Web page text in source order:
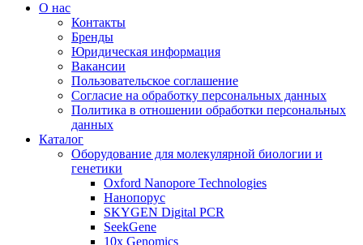
О нас
Контакты
Бренды
Юридическая информация
Вакансии
Пользовательское соглашение
Согласие на обработку персональных данных
Политика в отношении обработки персональных
данных
Каталог
Оборудование для молекулярной биологии и
генетики
Oxford Nanopore Technologies
Нанопорус
SKYGEN Digital PCR
SeekGene
10x Genomics